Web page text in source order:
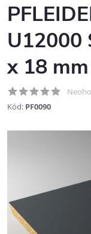
U12000
x 18
Kód: PF0090